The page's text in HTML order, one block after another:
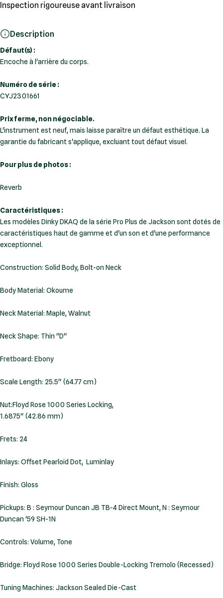
Inspection rigoureuse avant livraison
Description
Défaut(s) :
Encoche à l'arrière du corps.
Numéro de série :
CYJ2301661
Prix ferme, non négociable.
L'instrument est neuf, mais laisse paraître un défaut esthétique. La
garantie du fabricant s'applique, excluant tout défaut visuel.
Pour plus de photos :
Reverb
Caractéristiques :
Les modèles Dinky DKAQ de la série Pro Plus de Jackson sont dotés de
caractéristiques haut de gamme et d'un son et d'une performance
Construction: Solid Body, Bolt-on Neck
Body Material: Okoume
Neck Material: Maple, Walnut
Neck Shape: Thin ''D''
Fretboard: Ebony
Scale Length: 25.5" (64.77 cm)
Nut:Floyd Rose 1000 Series Locking,
1.6875" (42.86 mm)
Frets: 24
Inlays: Offset Pearloid Dot, Luminlay
Finish: Gloss
Pickups: B : Seymour Duncan JB TB-4 Direct Mount, N : Seymour
Duncan '59 SH-1N
Controls: Volume, Tone
Bridge: Floyd Rose 1000 Series Double-Locking Tremolo (Recessed)
Tuning Machines: Jackson Sealed Die-Cast